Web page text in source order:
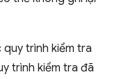
quy trình kiểm tra
trình kiểm tra đã